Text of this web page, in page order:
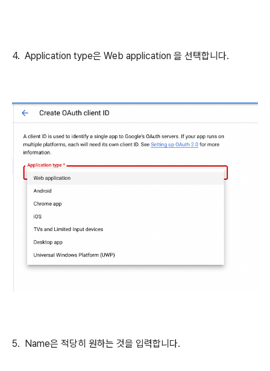
4. Application type은 Web application 을 선택합니다.
5. Name은 적당히 원하는 것을 입력합니다.